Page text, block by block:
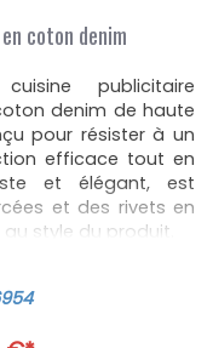
coton denim
publicitaire
denim de haute
pour résister à un
efficace tout en
et élégant, est
et des rivets en
style du produit.
est coupé sous le
cou réglable avec
confortable pour
de couleur marron